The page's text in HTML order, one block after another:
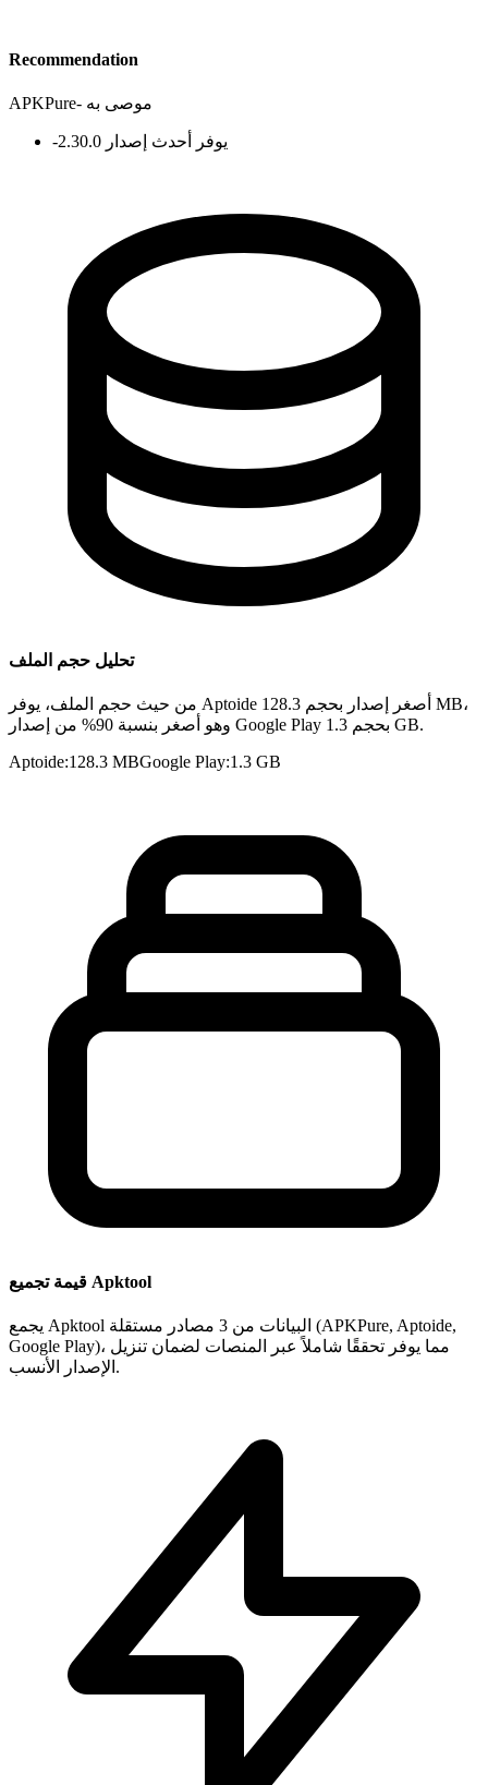
Recommendation
APKPure- موصى به
- يوفر أحدث إصدار 2.30.0
تحليل حجم الملف
من حيث حجم الملف، يوفر Aptoide أصغر إصدار بحجم 128.3 MB،
وهو أصغر بنسبة 90% من إصدار Google Play بحجم 1.3 GB.
Aptoide:128.3 MBGoogle Play:1.3 GB
قيمة تجميع Apktool
يجمع Apktool البيانات من 3 مصادر مستقلة (APKPure, Aptoide,
Google Play)، مما يوفر تحققًا شاملاً عبر المنصات لضمان تنزيل
الإصدار الأنسب.